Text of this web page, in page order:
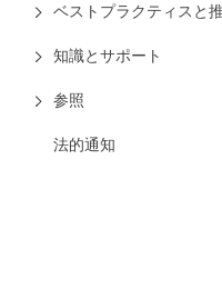
ベストプラクティスと
知識とサポート
参照
法的通知